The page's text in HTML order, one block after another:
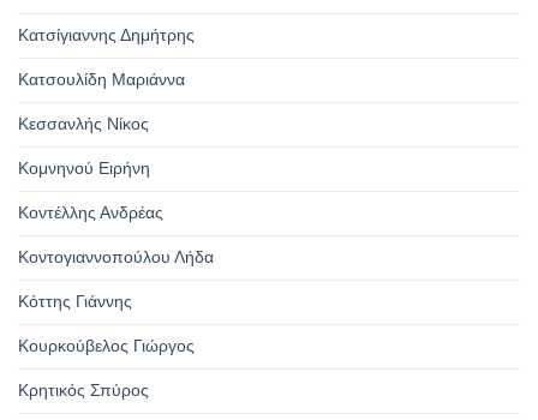
Κατσίγιαννης Δημήτρης
Κατσουλίδη Μαριάννα
Κεσσανλής Νίκος
Κομνηνού Ειρήνη
Κοντέλλης Ανδρέας
Κοντογιαννοπούλου Λήδα
Κόττης Γιάννης
Κουρκούβελος Γιώργος
Κρητικός Σπύρος